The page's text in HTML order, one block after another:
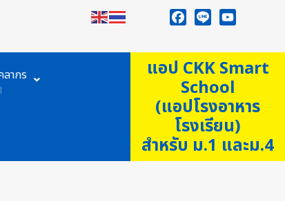
ากร แอป CKK Smart
School
(แอปโรงอาหาร
โรงเรียน)
สำหรับ ม.1 และม.4